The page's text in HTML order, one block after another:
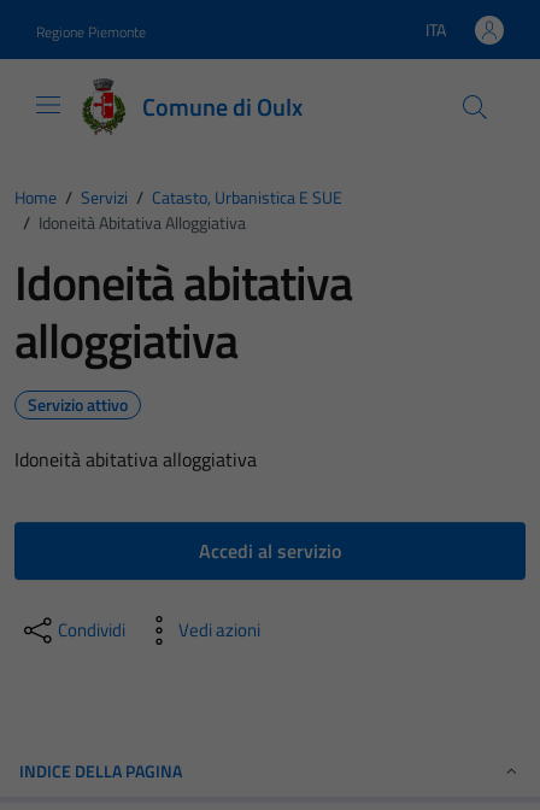
Regione Piemonte Lingua attiva:
ITA
Comune di Oulx
Home / Servizi / Catasto, Urbanistica E SUE
/ Idoneità Abitativa Alloggiativa
Idoneità abitativa
alloggiativa
Servizio attivo
Idoneità abitativa alloggiativa
Accedi al servizio
Condividi Vedi azioni
INDICE DELLA PAGINA